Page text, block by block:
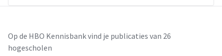
Op de HBO Kennisbank vind je publicaties van 26
hogescholen